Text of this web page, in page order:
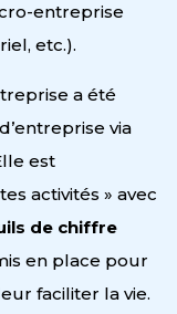
entreprise
etc.).
a été
via
est
activités » avec
de chiffre
en place pour
faciliter la vie.